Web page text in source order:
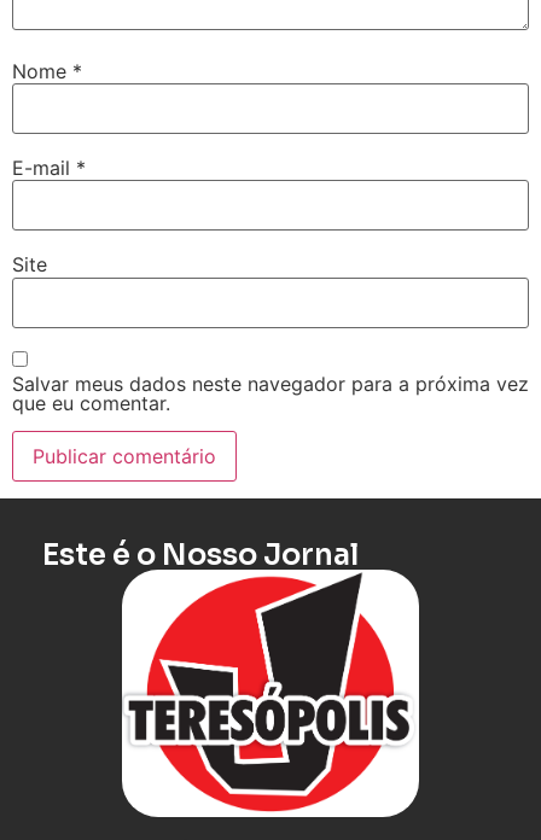
Nome *
E-mail *
Site
Salvar meus dados neste navegador para a próxima vez
que eu comentar.
Este é o Nosso Jornal